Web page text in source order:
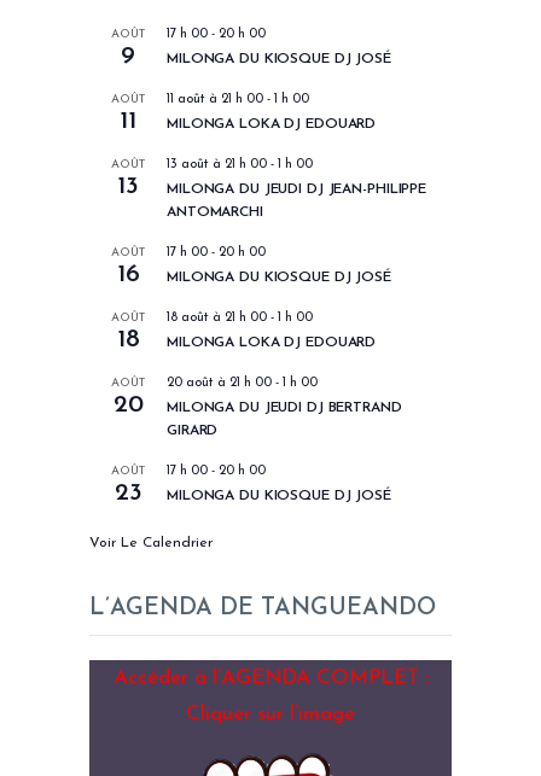
AOÛT
9
17 h 00 - 20 h 00
MILONGA DU KIOSQUE DJ JOSÉ
AOÛT
11
11 août à 21 h 00 - 1 h 00
MILONGA LOKA DJ EDOUARD
AOÛT
13
13 août à 21 h 00 - 1 h 00
MILONGA DU JEUDI DJ JEAN-PHILIPPE
ANTOMARCHI
AOÛT
16
17 h 00 - 20 h 00
MILONGA DU KIOSQUE DJ JOSÉ
AOÛT
18
18 août à 21 h 00 - 1 h 00
MILONGA LOKA DJ EDOUARD
AOÛT
20
20 août à 21 h 00 - 1 h 00
MILONGA DU JEUDI DJ BERTRAND
GIRARD
AOÛT
23
17 h 00 - 20 h 00
MILONGA DU KIOSQUE DJ JOSÉ
Voir Le Calendrier
L’AGENDA DE TANGUEANDO
Accéder à l’AGENDA COMPLET :
Cliquer sur l’image